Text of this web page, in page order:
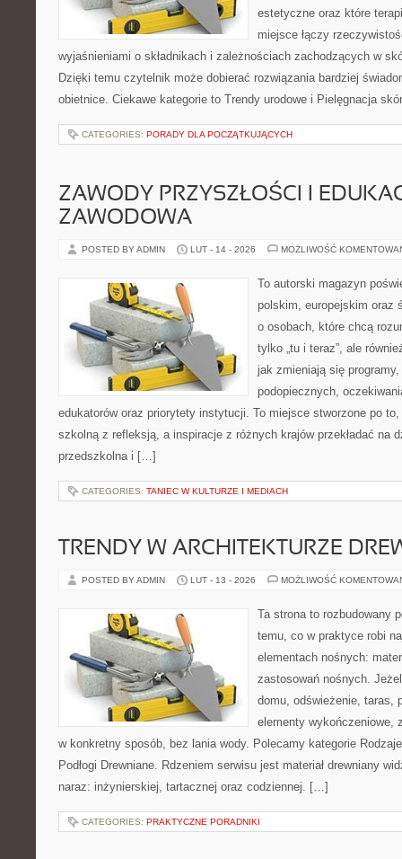
estetyczne oraz które
miejsce łączy
wyjaśnieniami o składnikach i zależnościach zachodzących w
Dzięki temu czytelnik może dobierać rozwiązania bardziej
obietnice. Ciekawe kategorie to Trendy urodowe i Pielęgnacja
CATEGORIES: PORADY DLA POCZĄTKUJĄCYCH
ZAWODY PRZYSZŁOŚCI I
ZAWODOWA
POSTED BY ADMIN LUT - 14 - 2026 MOŻLIWOŚĆ
To autorski magazyn
polskim, europejskim oraz
o osobach, które chcą
tylko „tu i teraz”, ale
jak zmieniają się
podopiecznych,
edukatorów oraz priorytety instytucji. To miejsce stworzone po
szkolną z refleksją, a inspiracje z różnych krajów przekładać na
przedszkolna i […]
CATEGORIES: TANIEC W KULTURZE I MEDIACH
TRENDY W ARCHITEKTURZE
POSTED BY ADMIN LUT - 13 - 2026 MOŻLIWOŚĆ
Ta strona to rozbudowany
temu, co w praktyce robi
elementach nośnych:
zastosowań nośnych.
domu, odświeżenie, taras,
elementy wykończeniowe,
w konkretny sposób, bez lania wody. Polecamy kategorie
Podłogi Drewniane. Rdzeniem serwisu jest materiał drewniany
naraz: inżynierskiej, tartacznej oraz codziennej. […]
CATEGORIES: PRAKTYCZNE PORADNIKI